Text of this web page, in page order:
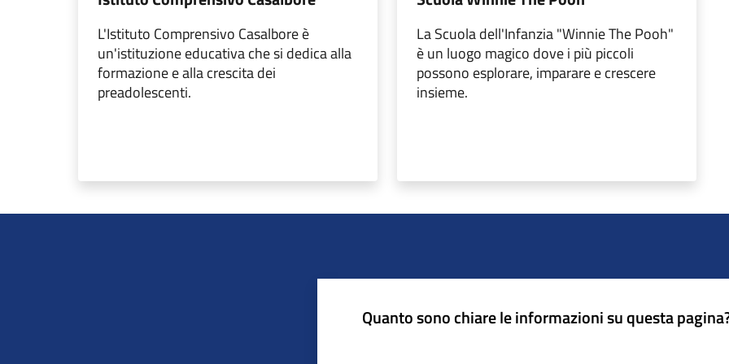
L'Istituto Comprensivo Casalbore è
un'istituzione educativa che si dedica alla
formazione e alla crescita dei
preadolescenti.
La Scuola dell'Infanzia "Winnie The Pooh"
è un luogo magico dove i più piccoli
possono esplorare, imparare e crescere
insieme.
Quanto sono chiare le informazioni su questa